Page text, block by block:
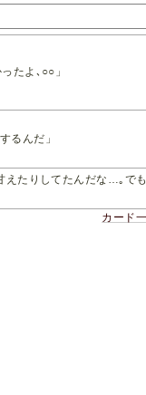
たよ､○○」
るんだ」
えたりしてたんだな…｡で
カード